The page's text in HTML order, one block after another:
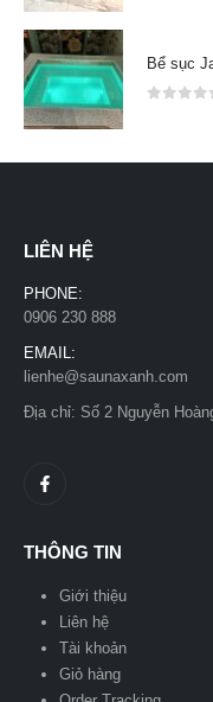
Bể sục
LIÊN HỆ
PHONE:
0906 230 888
EMAIL:
lienhe@saunaxanh.com
Địa chỉ: Số 2 Nguyễn
THÔNG TIN
Giới thiệu
Liên hệ
Tài khoản
Giỏ hàng